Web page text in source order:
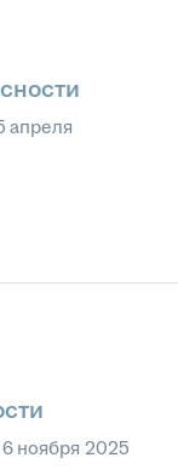
апреля
6 ноября 2025